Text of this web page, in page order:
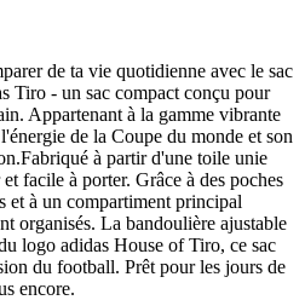
de ta vie quotidienne avec le sac
Tiro - un sac compact conçu pour
Appartenant à la gamme vibrante
de la Coupe du monde et son
à partir d'une toile unie
facile à porter. Grâce à des poches
et à un compartiment principal
organisés. La bandoulière ajustable
logo adidas House of Tiro, ce sac
du football. Prêt pour les jours de
encore.